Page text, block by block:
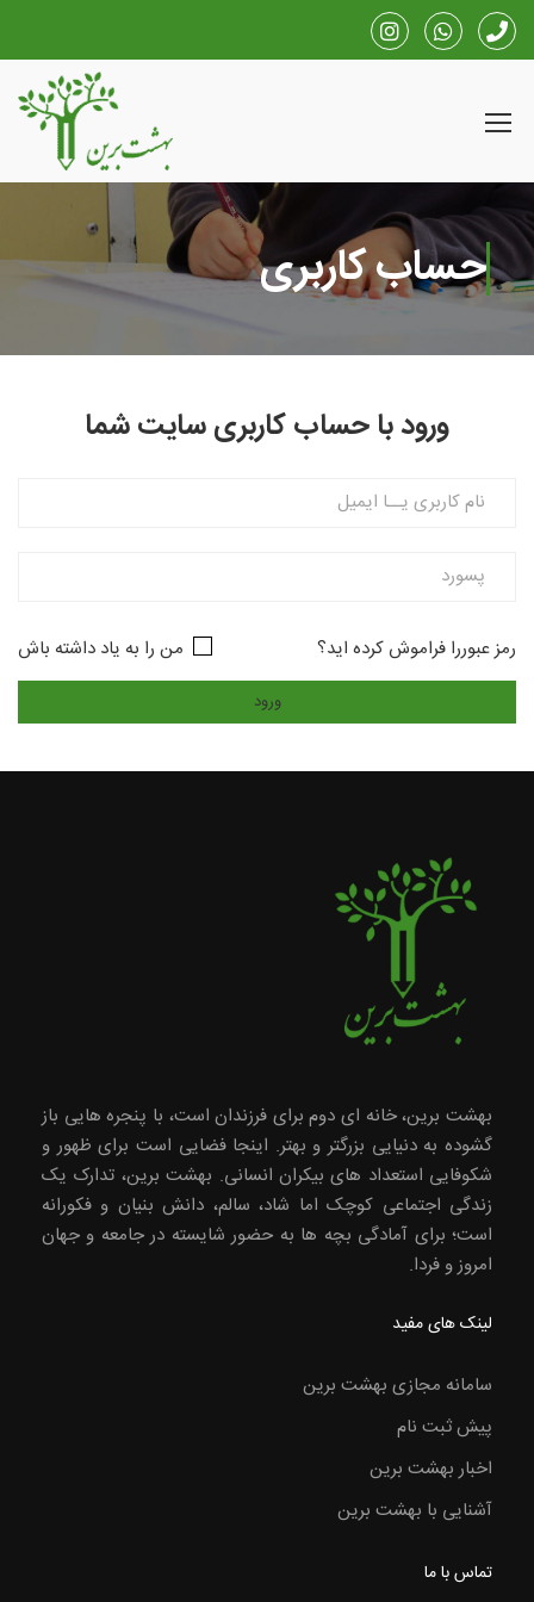
حساب کاربری
ورود با حساب کاربری سایت شما
رمز عبوررا فراموش کرده اید؟ من را به یاد داشته باش
بهشت برین، خانه ای دوم برای فرزندان است، با پنجره هایی باز
گشوده به دنیایی بزرگتر و بهتر. اینجا فضایی است برای ظهور و
شکوفایی استعداد های بیکران انسانی. بهشت برین، تدارک یک
زندگی اجتماعی کوچک اما شاد، سالم، دانش بنیان و فکورانه
است؛ برای آمادگی بچه ها به حضور شایسته در جامعه و جهان
امروز و فردا.
لینک های مفید
سامانه مجازی بهشت برین
پیش ثبت نام
اخبار بهشت برین
آشنایی با بهشت برین
تماس با ما